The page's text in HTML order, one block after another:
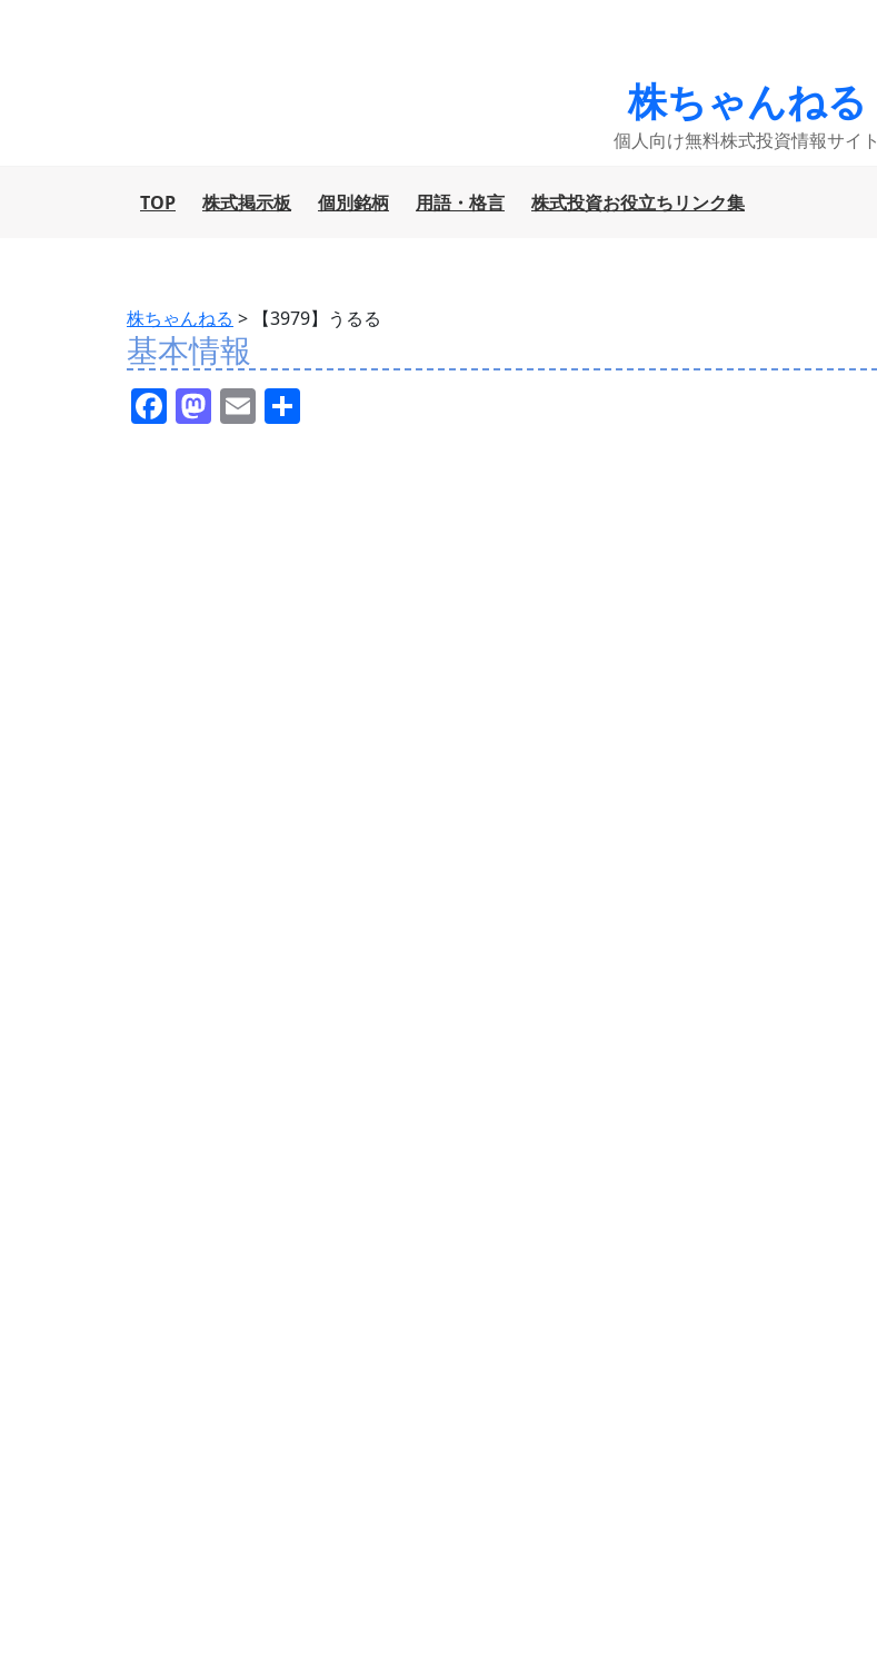
株ちゃんねる
個人向け無料株式投資情報サイト
TOP 株式掲示板 個別銘柄 用語・格言 株式投資お役立ちリンク集
株ちゃんねる > 【3979】うるる
基本情報
F M E